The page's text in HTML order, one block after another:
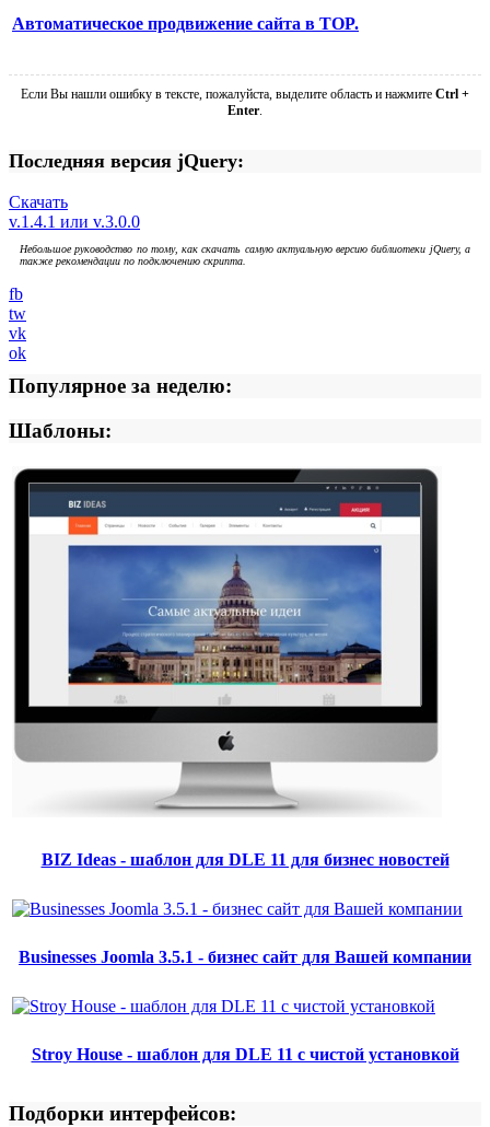
Автоматическое продвижение сайта в TOP.
Если Вы нашли ошибку в тексте, пожалуйста, выделите область и нажмите Ctrl +
Enter.
Последняя версия jQuery:
Скачать
v.1.4.1 или v.3.0.0
Небольшое руководство по тому, как скачать самую актуальную версию библиотеки jQuery, а
также рекомендации по подключению скрипта.
fb
tw
vk
ok
Популярное за неделю:
Шаблоны:
BIZ Ideas - шаблон для DLE 11 для бизнес новостей
Businesses Joomla 3.5.1 - бизнес сайт для Вашей компании
Stroy House - шаблон для DLE 11 с чистой установкой
Подборки интерфейсов: